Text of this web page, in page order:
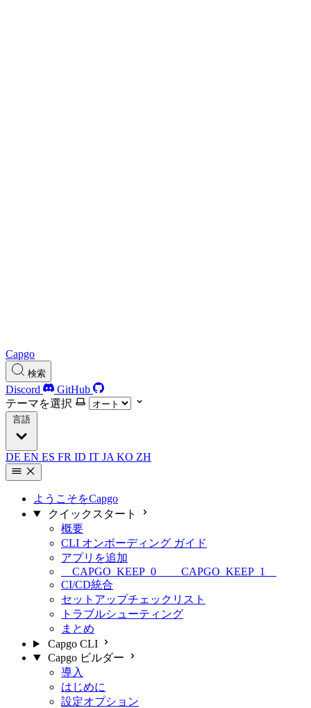
Capgo
検索
Discord
GitHub
テーマを選択
言語
DE EN ES FR ID IT JA KO ZH
ようこそをCapgo
クイックスタート
概要
CLI オンボーディング ガイド
アプリを追加
__CAPGO_KEEP_0__ __CAPGO_KEEP_1__
CI/CD統合
セットアップチェックリスト
トラブルシューティング
まとめ
Capgo CLI
Capgo ビルダー
導入
はじめに
設定オプション